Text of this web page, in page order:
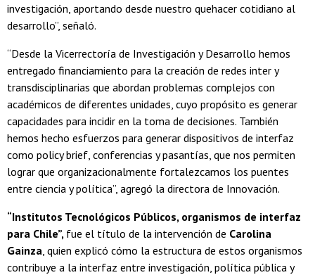
investigación, aportando desde nuestro quehacer cotidiano al
desarrollo”, señaló.
“Desde la Vicerrectoría de Investigación y Desarrollo hemos
entregado financiamiento para la creación de redes inter y
transdisciplinarias que abordan problemas complejos con
académicos de diferentes unidades, cuyo propósito es generar
capacidades para incidir en la toma de decisiones. También
hemos hecho esfuerzos para generar dispositivos de interfaz
como policy brief, conferencias y pasantías, que nos permiten
lograr que organizacionalmente fortalezcamos los puentes
entre ciencia y política”, agregó la directora de Innovación.
“Institutos Tecnológicos Públicos, organismos de interfaz
para Chile”, fue el título de la intervención de Carolina
Gainza , quien explicó cómo la estructura de estos organismos
contribuye a la interfaz entre investigación, política pública y